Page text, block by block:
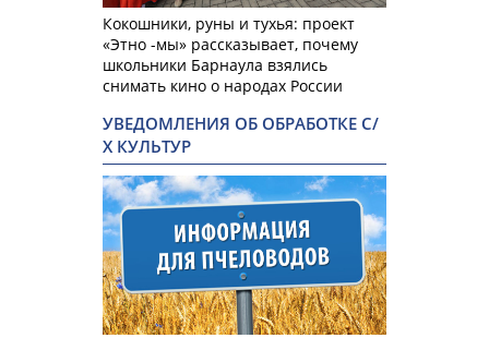
Кокошники, руны и тухья: проект
«Этно -мы» рассказывает, почему
школьники Барнаула взялись
снимать кино о народах России
УВЕДОМЛЕНИЯ ОБ ОБРАБОТКЕ С/
Х КУЛЬТУР